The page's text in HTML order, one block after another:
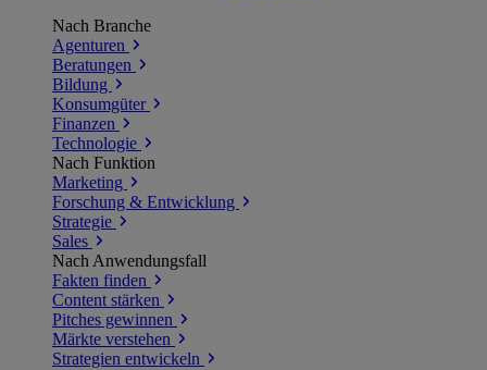
Nach Branche
Agenturen
Beratungen
Bildung
Konsumgüter
Finanzen
Technologie
Nach Funktion
Marketing
Forschung & Entwicklung
Strategie
Sales
Nach Anwendungsfall
Fakten finden
Content stärken
Pitches gewinnen
Märkte verstehen
Strategien entwickeln